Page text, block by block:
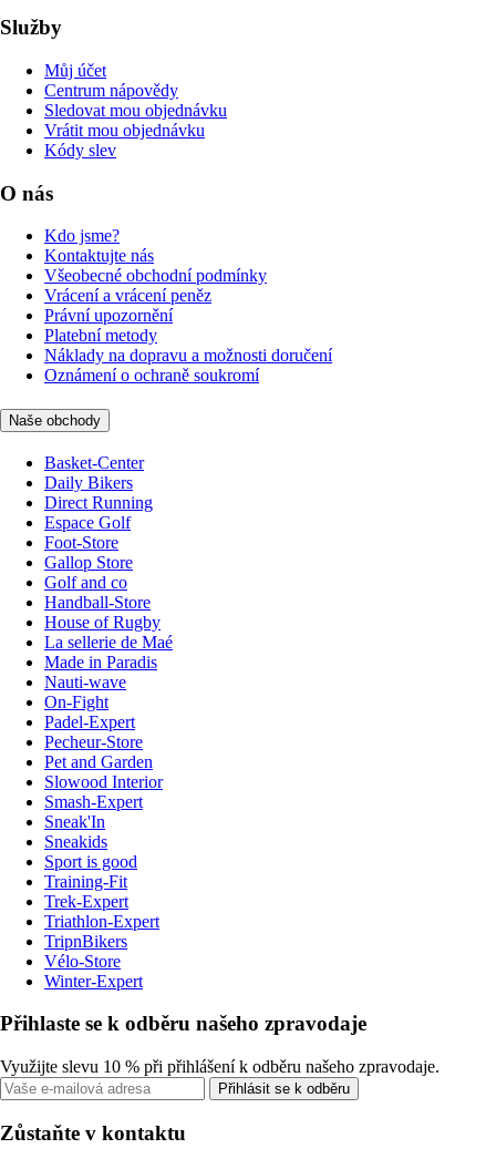
Služby
Můj účet
Centrum nápovědy
Sledovat mou objednávku
Vrátit mou objednávku
Kódy slev
O nás
Kdo jsme?
Kontaktujte nás
Všeobecné obchodní podmínky
Vrácení a vrácení peněz
Právní upozornění
Platební metody
Náklady na dopravu a možnosti doručení
Oznámení o ochraně soukromí
Naše obchody
Basket-Center
Daily Bikers
Direct Running
Espace Golf
Foot-Store
Gallop Store
Golf and co
Handball-Store
House of Rugby
La sellerie de Maé
Made in Paradis
Nauti-wave
On-Fight
Padel-Expert
Pecheur-Store
Pet and Garden
Slowood Interior
Smash-Expert
Sneak'In
Sneakids
Sport is good
Training-Fit
Trek-Expert
Triathlon-Expert
TripnBikers
Vélo-Store
Winter-Expert
Přihlaste se k odběru našeho zpravodaje
Využijte slevu 10 % při přihlášení k odběru našeho zpravodaje.
Přihlásit se k odběru
Zůstaňte v kontaktu